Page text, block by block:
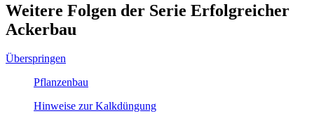
Weitere Folgen der Serie Erfolgreicher
Ackerbau
Überspringen
Pflanzenbau
Hinweise zur Kalkdüngung